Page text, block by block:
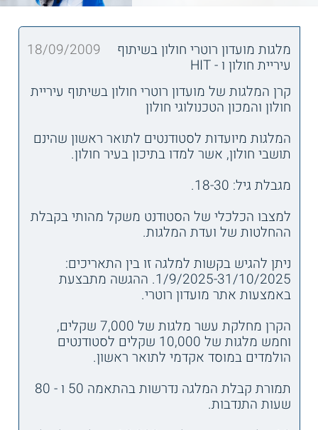
מלגות מועדון רוטרי חולון בשיתוף
עיריית חולון ו - HIT
18/09/2009
קרן המלגות של מועדון רוטרי חולון בשיתוף עיריית
חולון והמכון הטכנולוגי חולון
המלגות מיועדות לסטודנטים לתואר ראשון שהינם
תושבי חולון, אשר למדו בתיכון בעיר חולון.
מגבלת גיל: 18-30.
למצבו הכלכלי של הסטודנט משקל מהותי בקבלת
ההחלטות של ועדת המלגות.
ניתן להגיש בקשות למלגה זו בין התאריכים:
1/9/2025-31/10/2025. ההגשה מתבצעת
באמצעות אתר מועדון רוטרי.
הקרן מחלקת עשר מלגות של 7,000 שקלים,
וחמש מלגות של 10,000 שקלים לסטודנטים
הולמדים במוסד אקדמי לתואר ראשון.
תמורת קבלת המלגה נדרשות בהתאמה 50 ו - 80
שעות התנדבות.